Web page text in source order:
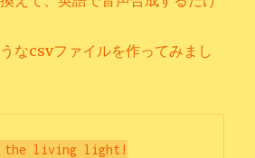
なcsvファイルを作ってみまし
the living light!